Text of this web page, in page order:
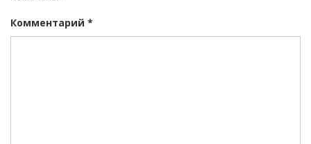
Комментарий *